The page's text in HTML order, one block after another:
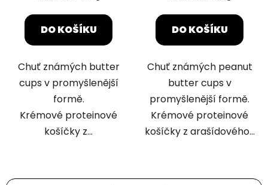
DO KOŠÍKU
Chuť známých butter
cups v promyšlenější
formě.
Krémové proteinové
košíčky z...
5
hvězdiček.
DO KOŠÍKU
Chuť známých peanut
butter cups v
promyšlenější formě.
Krémové proteinové
košíčky z arašídového...